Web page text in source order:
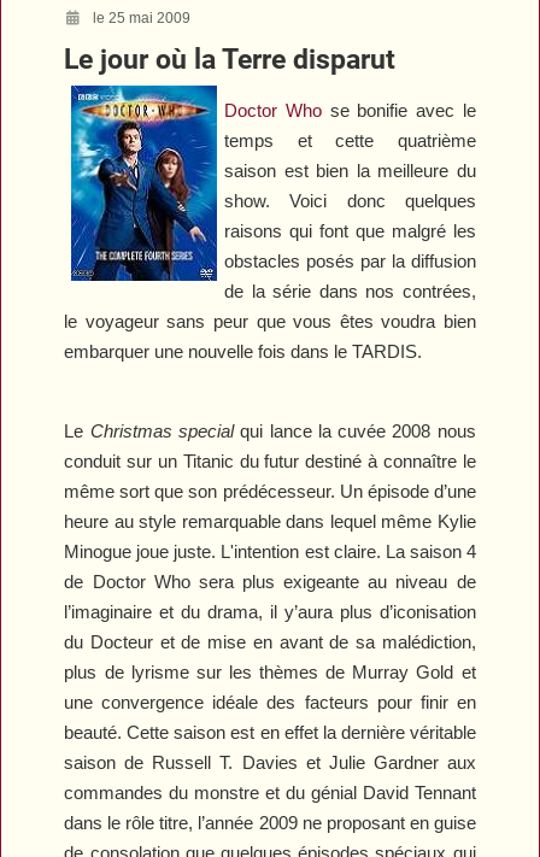
le 25 mai 2009
Le jour où la Terre disparut
Doctor Who se bonifie avec le
temps et cette quatrième
saison est bien la meilleure du
show. Voici donc quelques
raisons qui font que malgré les
obstacles posés par la diffusion
de la série dans nos contrées,
le voyageur sans peur que vous êtes voudra bien
embarquer une nouvelle fois dans le TARDIS.
Le Christmas specialqui lance la cuvée 2008 nous
conduit sur un Titanic du futur destiné à connaître le
même sort que son prédécesseur. Un épisode d’une
heure au style remarquable dans lequel même Kylie
Minogue joue juste. L'intention est claire. La saison 4
de Doctor Whosera plus exigeante au niveau de
l’imaginaire et du drama, il y’aura plus d’iconisation
du Docteur et de mise en avant de sa malédiction,
plus de lyrisme sur les thèmes de Murray Gold et
une convergence idéale des facteurs pour finir en
beauté. Cette saison est en effet la dernière véritable
saison de Russell T. Davies et Julie Gardner aux
commandes du monstre et du génial David Tennant
dans le rôle titre, l’année 2009 ne proposant en guise
de consolation que quelques épisodes spéciaux qui